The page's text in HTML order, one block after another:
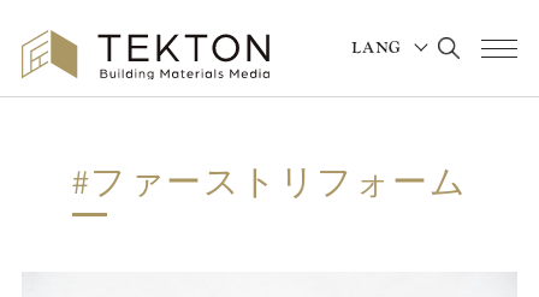
LANG メニュ
#ファーストリフォーム